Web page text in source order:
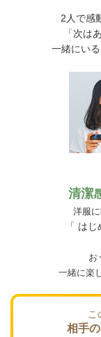
2人で感
「次は
一緒にい
清潔
洋服
「 は
お
一緒に楽
こ
相手